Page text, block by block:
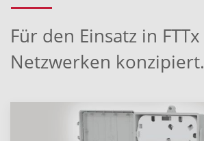
Für den Einsatz in FTTx
Netzwerken konzipiert.